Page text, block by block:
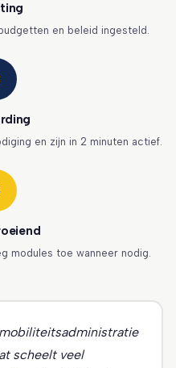
en beleid ingesteld.
en zijn in 2 minuten actief.
modules toe wanneer nodig.
scheelt veel